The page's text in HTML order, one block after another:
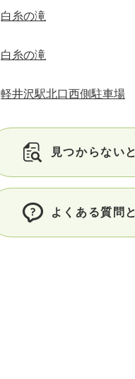
白糸の滝
白糸の滝
軽井沢駅北口西側駐車場
見つからない
よくある質問